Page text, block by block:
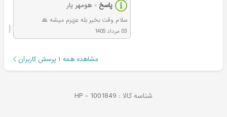
پاسخ هومهر یار
سلام وقت بخیر بله عزیزم میشه 🙏
03 مرداد 1405
مشاهده همه ۱ پرسش کاربران
شناسه کالا : HP - 1001849